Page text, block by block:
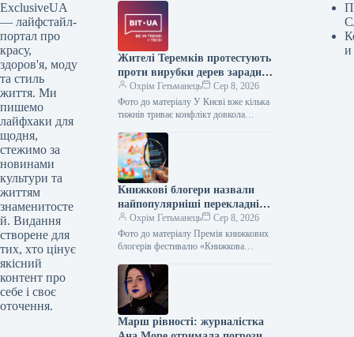
ExclusiveUA
— лайфстайл-
портал про
красу,
здоров'я, моду
та стиль
життя. Ми
пишемо
лайфхаки для
щодня,
стежимо за
новинами
культури та
життям
знаменитосте
й. Видання
створене для
тих, хто цінує
якісний
контент про
себе і своє
оточення.
Жителі Теремків протестують
проти вирубки дерев заради
теплотраси
Охрім Гетьманець
Сер 8, 2026
Фото до матеріалу У Києві вже кілька
тижнів триває конфлікт довкола
прокладають нову тепломагістраль.
Місцеві…
Книжкові блогери назвали
найпопулярніші перекладні
новинки року
Охрім Гетьманець
Сер 8, 2026
Фото до матеріалу Премія книжкових
блогерів фестивалю «Книжкова
увійшли до цьогорічного шортліста у
категорії перекладної…
Марш рівності: журналістка
и